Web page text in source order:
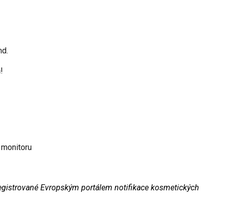
Evropským portálem notifikace kosmetických